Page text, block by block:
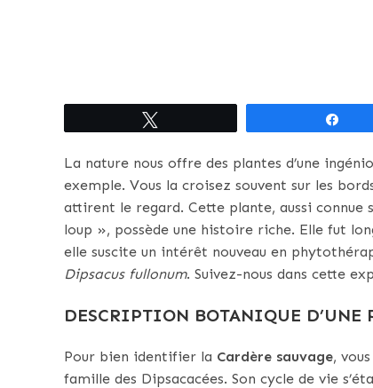
La nature nous offre des plantes d’une
exemple. Vous la croisez souvent sur les
attirent le regard. Cette plante, aussi connue
loup », possède une histoire riche. Elle fut
elle suscite un intérêt nouveau en
Dipsacus fullonum. Suivez-nous dans cette
DESCRIPTION BOTANIQUE D’UNE
Pour bien identifier la Cardère sauvage,
famille des Dipsacacées. Son cycle de vie